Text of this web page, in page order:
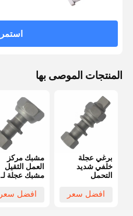
استمر
المنتجات الموصى بها
برغي عجلة
خلفي شديد
التحمل
Hino FF/MA
افضل سعر
مشبك مركز
العمل الثقيل
مشبك عجلة لـ
الأمامية
افضل سعر